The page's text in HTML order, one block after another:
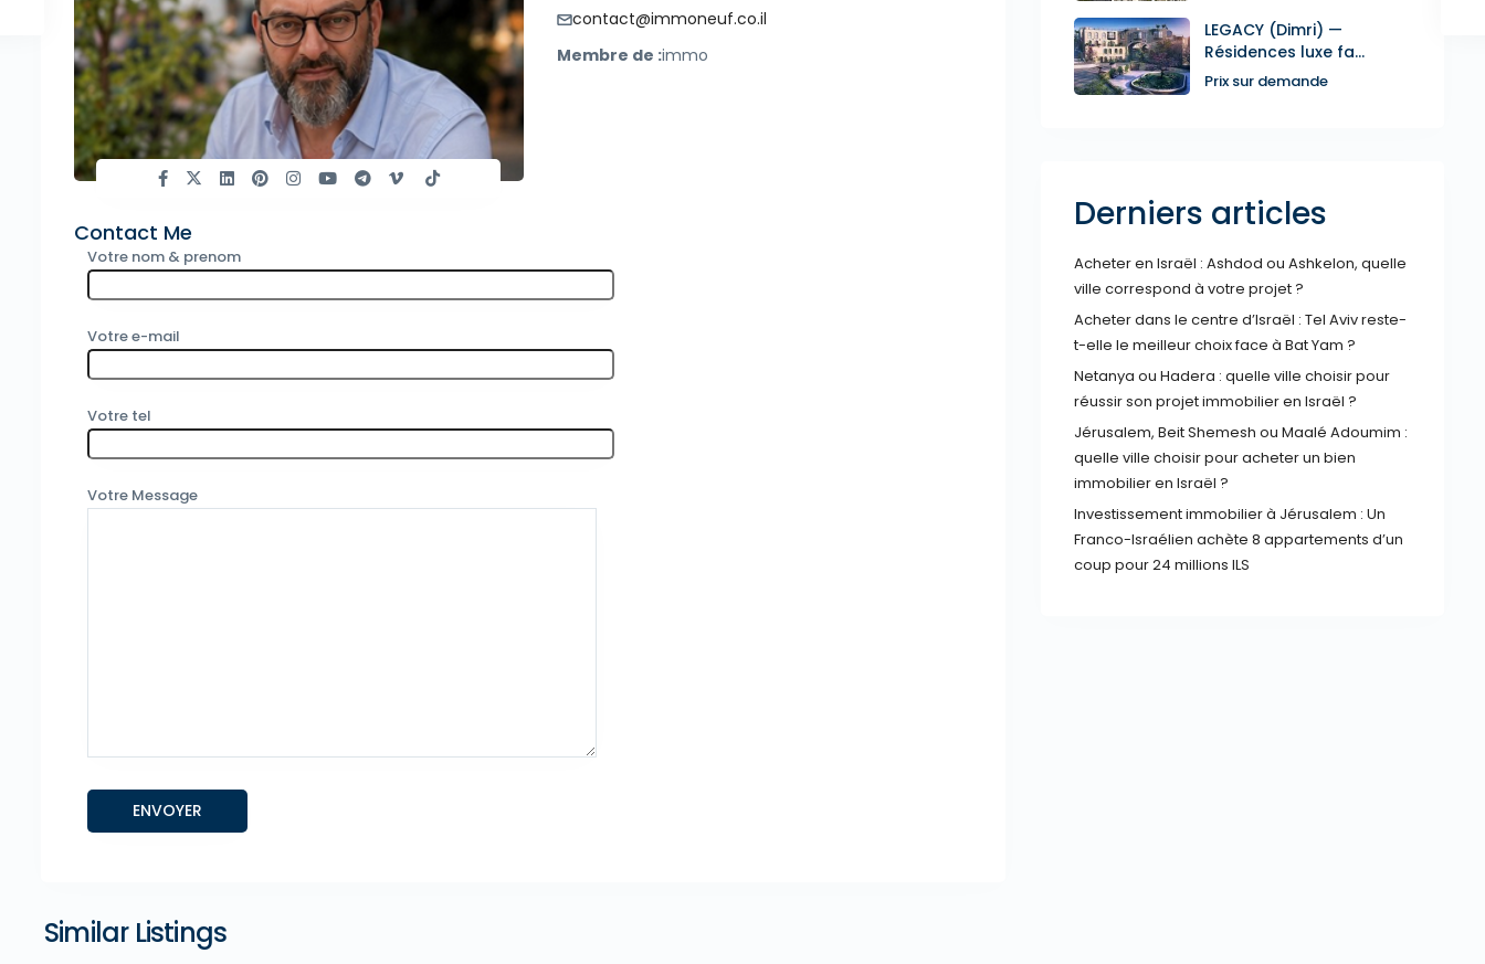
contact@immoneuf.co.il
Membre de :immo
Contact Me
Votre nom & prenom
Votre e-mail
Votre tel
Votre Message
Similar Listings
LEGACY (Dimri) —
Résidences luxe fa...
Prix sur demande
Derniers articles
Acheter en Israël : Ashdod ou Ashkelon, quelle
ville correspond à votre projet ?
Acheter dans le centre d’Israël : Tel Aviv reste-
t-elle le meilleur choix face à Bat Yam ?
Netanya ou Hadera : quelle ville choisir pour
réussir son projet immobilier en Israël ?
Jérusalem, Beit Shemesh ou Maalé Adoumim :
quelle ville choisir pour acheter un bien
immobilier en Israël ?
Investissement immobilier à Jérusalem : Un
Franco-Israélien achète 8 appartements d’un
coup pour 24 millions ILS